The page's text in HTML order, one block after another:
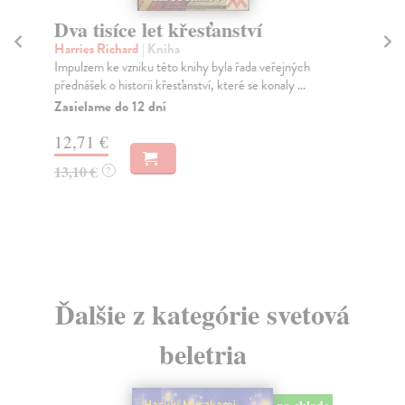
Dva tisíce let křesťanství
Harries Richard | Kniha
Impulzem ke vzniku této knihy byla řada veřejných
přednášek o historii křesťanství, které se konaly ...
Zasielame do 12 dní
12,71 €
13,10 € ?
Ďalšie z kategórie svetová
beletria